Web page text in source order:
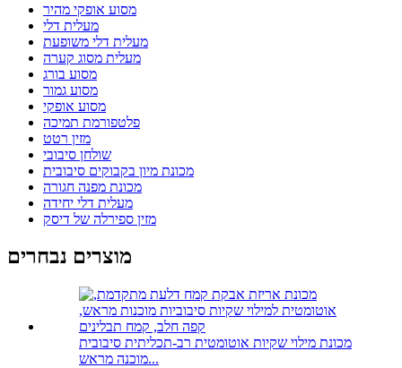
מסוע אופקי מהיר
מעלית דלי
מעלית דלי משופעת
מעלית מסוג קערה
מסוע בורג
מסוע גמור
מסוע אופקי
פלטפורמת תמיכה
מזין רטט
שולחן סיבובי
מכונת מיון בקבוקים סיבובית
מכונת מפנה חגורה
מעלית דלי יחידה
מזין ספירלה של דיסק
מוצרים נבחרים
מכונת מילוי שקיות אוטומטית רב-תכליתית סיבובית
מוכנה מראש...